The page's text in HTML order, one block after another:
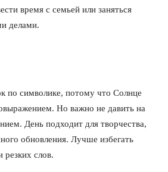
время с семьей или заняться
делами.
по символике, потому что Солнце
Но важно не давить на
День подходит для творчества,
обновления. Лучше избегать
слов.